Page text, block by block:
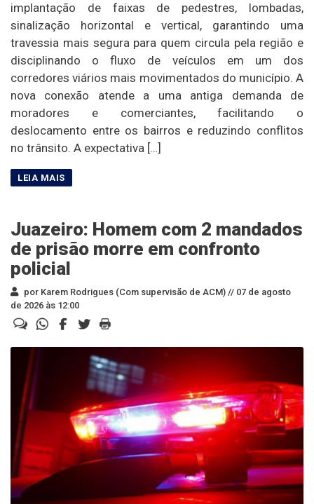
implantação de faixas de pedestres, lombadas,
sinalização horizontal e vertical, garantindo uma
travessia mais segura para quem circula pela região e
disciplinando o fluxo de veículos em um dos
corredores viários mais movimentados do município. A
nova conexão atende a uma antiga demanda de
moradores e comerciantes, facilitando o
deslocamento entre os bairros e reduzindo conflitos
no trânsito. A expectativa […]
Juazeiro: Homem com 2 mandados
de prisão morre em confronto
policial
por Karem Rodrigues (Com supervisão de ACM) // 07 de agosto
de 2026 às 12:00